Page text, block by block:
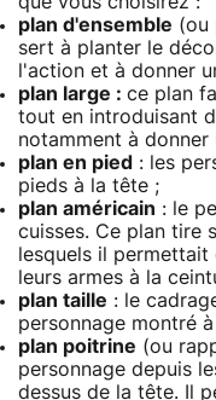
plan d'ensemble (ou
sert à planter le
l'action et à donner
plan large : ce plan
tout en introduisant
notamment à donner
plan en pied : les
pieds à la tête ;
plan américain : le
cuisses. Ce plan tire
lesquels il
leurs armes à la
plan taille : le
personnage montré
plan poitrine (ou
personnage depuis
dessus de la tête. Il